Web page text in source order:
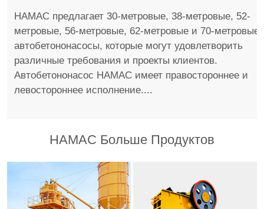
HAMAC предлагает 30-метровые, 38-метровые, 52-
метровые, 56-метровые, 62-метровые и 70-метровые
автобетононасосы, которые могут удовлетворить
различные требования и проекты клиентов.
Автобетононасос HAMAC имеет правостороннее и
левостороннее исполнение....
HAMAC Больше Продуктов